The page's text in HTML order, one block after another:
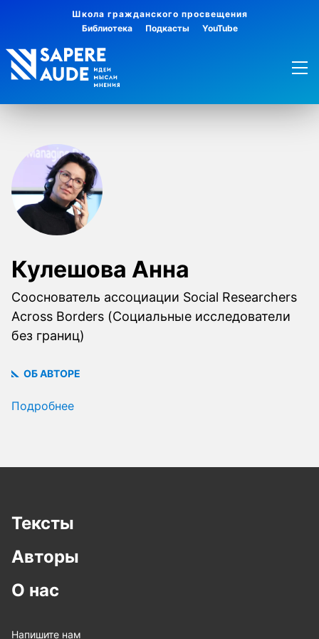
Школа гражданского просвещения
Библиотека
Подкасты YouTube
Кулешова Анна
Сооснователь ассоциации Social Researchers
Across Borders (Социальные исследователи
без границ)
ОБ АВТОРЕ
Подробнее
Тексты
Авторы
О нас
Напишите нам